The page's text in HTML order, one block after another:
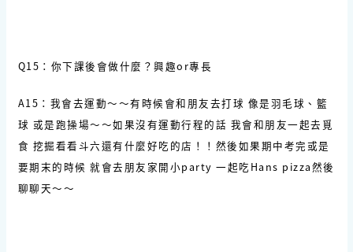
Q15：你下課後會做什麼？興趣or專長
A15：我會去運動～～有時候會和朋友去打球 像是羽毛球、籃
球 或是跑操場～～如果沒有運動行程的話 我會和朋友一起去覓
食 挖掘看看斗六還有什麼好吃的店！！然後如果期中考完或是
要期末的時候 就會去朋友家開小party 一起吃Hans pizza然後
聊聊天～～